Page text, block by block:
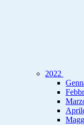
2022